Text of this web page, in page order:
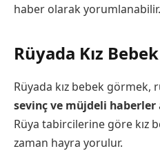
haber olarak yorumlanabilir.
Rüyada Kız
Rüyada kız bebek görmek,
sevinç ve müjdeli haberler
Rüya tabircilerine göre kız
zaman hayra yorulur.